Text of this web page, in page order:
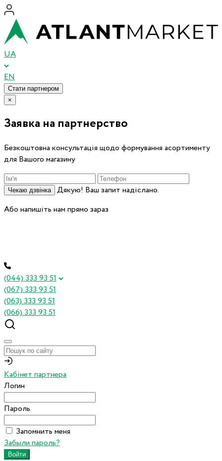
UA
EN
Стати партнером
×
Заявка на партнерство
Безкоштовна консультація щодо формування асортименту
для Вашого магазину
Чекаю дзвінка
Дякую! Ваш запит надіслано.
Або напишіть нам прямо зараз
(044) 333 93 51
(067) 333 93 51
(063) 333 93 51
(066) 333 93 51
Кабінет партнера
Логин
Пароль
Запомнить меня
Забыли пароль?